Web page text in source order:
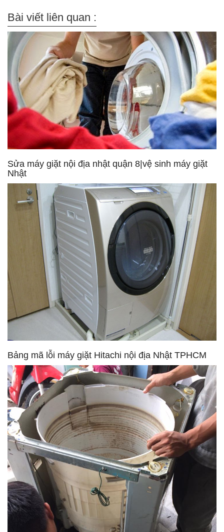
Bài viết liên quan :
Sửa máy giặt nội địa nhật quận 8|vệ sinh máy giặt
Nhật
Bảng mã lỗi máy giặt Hitachi nội địa Nhật TPHCM